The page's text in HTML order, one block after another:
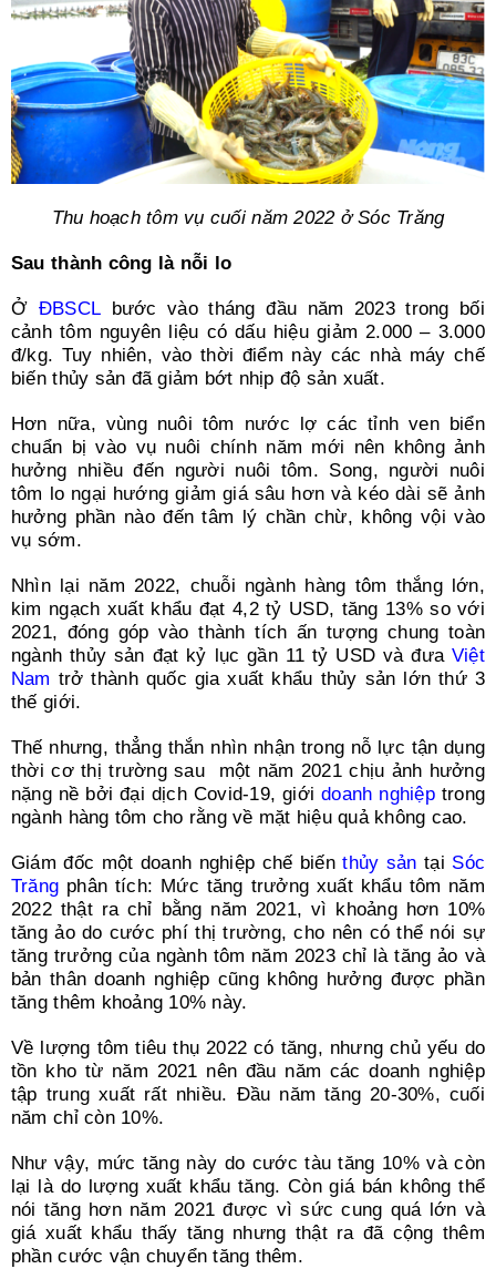
Thu hoạch tôm vụ cuối năm 2022 ở Sóc Trăng
Sau thành công là nỗi lo
Ở ĐBSCL bước vào tháng đầu năm 2023 trong bối
cảnh tôm nguyên liệu có dấu hiệu giảm 2.000 – 3.000
đ/kg. Tuy nhiên, vào thời điểm này các nhà máy chế
biến thủy sản đã giảm bớt nhịp độ sản xuất.
Hơn nữa, vùng nuôi tôm nước lợ các tỉnh ven biển
chuẩn bị vào vụ nuôi chính năm mới nên không ảnh
hưởng nhiều đến người nuôi tôm. Song, người nuôi
tôm lo ngại hướng giảm giá sâu hơn và kéo dài sẽ ảnh
hưởng phần nào đến tâm lý chần chừ, không vội vào
vụ sớm.
Nhìn lại năm 2022, chuỗi ngành hàng tôm thắng lớn,
kim ngạch xuất khẩu đạt 4,2 tỷ USD, tăng 13% so với
2021, đóng góp vào thành tích ấn tượng chung toàn
ngành thủy sản đạt kỷ lục gần 11 tỷ USD và đưa Việt
Nam trở thành quốc gia xuất khẩu thủy sản lớn thứ 3
thế giới.
Thế nhưng, thẳng thắn nhìn nhận trong nỗ lực tận dụng
thời cơ thị trường sau một năm 2021 chịu ảnh hưởng
nặng nề bởi đại dịch Covid-19, giớidoanh nghiệptrong
ngành hàng tôm cho rằng về mặt hiệu quả không cao.
Giám đốc một doanh nghiệp chế biếnthủy sản tại Sóc
Trăng phân tích: Mức tăng trưởng xuất khẩu tôm năm
2022 thật ra chỉ bằng năm 2021, vì khoảng hơn 10%
tăng ảo do cước phí thị trường, cho nên có thể nói sự
tăng trưởng của ngành tôm năm 2023 chỉ là tăng ảo và
bản thân doanh nghiệp cũng không hưởng được phần
tăng thêm khoảng 10% này.
Về lượng tôm tiêu thụ 2022 có tăng, nhưng chủ yếu do
tồn kho từ năm 2021 nên đầu năm các doanh nghiệp
tập trung xuất rất nhiều. Đầu năm tăng 20-30%, cuối
năm chỉ còn 10%.
Như vậy, mức tăng này do cước tàu tăng 10% và còn
lại là do lượng xuất khẩu tăng. Còn giá bán không thể
nói tăng hơn năm 2021 được vì sức cung quá lớn và
giá xuất khẩu thấy tăng nhưng thật ra đã cộng thêm
phần cước vận chuyển tăng thêm.